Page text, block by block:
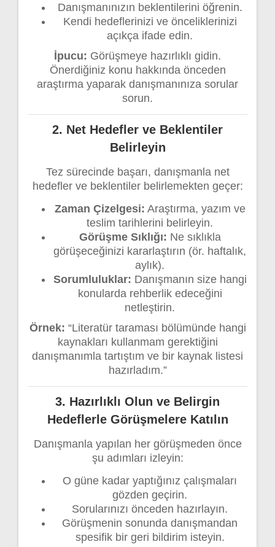
Danışmanınızın beklentilerini öğrenin.
Kendi hedeflerinizi ve önceliklerinizi
açıkça ifade edin.
İpucu: Görüşmeye hazırlıklı gidin.
Önerdiğiniz konu hakkında önceden
araştırma yaparak danışmanınıza sorular
sorun.
2. Net Hedefler ve Beklentiler
Belirleyin
Tez sürecinde başarı, danışmanla net
hedefler ve beklentiler belirlemekten geçer:
Zaman Çizelgesi: Araştırma, yazım ve
teslim tarihlerini belirleyin.
Görüşme Sıklığı: Ne sıklıkla
görüşeceğinizi kararlaştırın (ör. haftalık,
aylık).
Sorumluluklar: Danışmanın size hangi
konularda rehberlik edeceğini
netleştirin.
Örnek: “Literatür taraması bölümünde hangi
kaynakları kullanmam gerektiğini
danışmanımla tartıştım ve bir kaynak listesi
hazırladım.”
3. Hazırlıklı Olun ve Belirgin
Hedeflerle Görüşmelere Katılın
Danışmanla yapılan her görüşmeden önce
şu adımları izleyin:
O güne kadar yaptığınız çalışmaları
gözden geçirin.
Sorularınızı önceden hazırlayın.
Görüşmenin sonunda danışmandan
spesifik bir geri bildirim isteyin.